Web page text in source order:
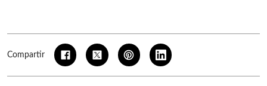
Compartir